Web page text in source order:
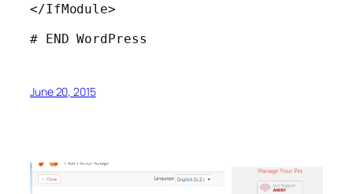
</IfModule>
# END WordPress
June 20, 2015